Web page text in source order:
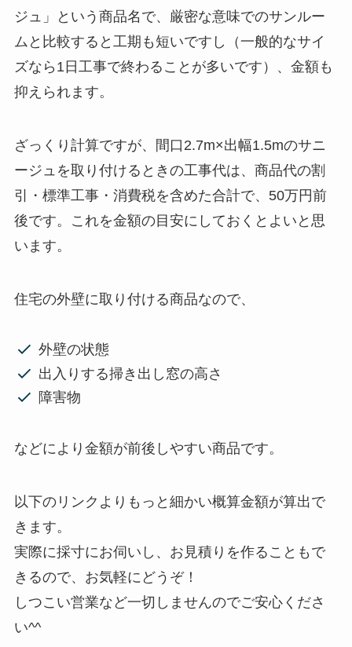
ジュ」という商品名で、厳密な意味でのサンルー
ムと比較すると工期も短いですし（一般的なサイ
ズなら1日工事で終わることが多いです）、金額も
抑えられます。
ざっくり計算ですが、間口2.7m×出幅1.5mのサニ
ージュを取り付けるときの工事代は、商品代の割
引・標準工事・消費税を含めた合計で、50万円前
後です。これを金額の目安にしておくとよいと思
います。
住宅の外壁に取り付ける商品なので、
外壁の状態
出入りする掃き出し窓の高さ
障害物
などにより金額が前後しやすい商品です。
以下のリンクよりもっと細かい概算金額が算出で
きます。
実際に採寸にお伺いし、お見積りを作ることもで
きるので、お気軽にどうぞ！
しつこい営業など一切しませんのでご安心くださ
い^^